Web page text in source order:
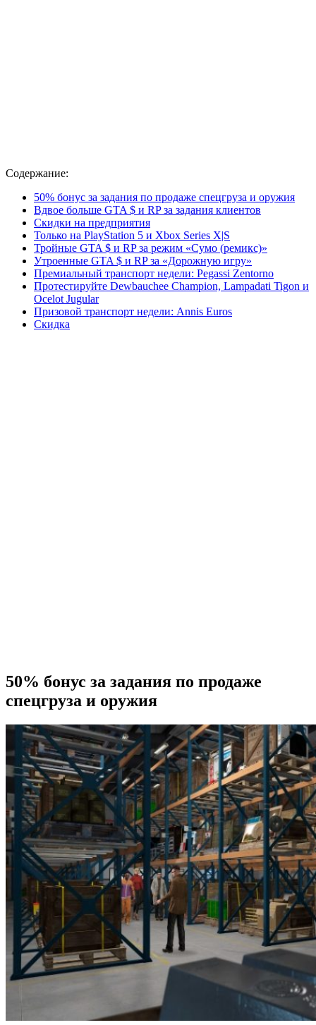
Содержание:
50% бонус за задания по продаже спецгруза и оружия
Вдвое больше GTA $ и RP за задания клиентов
Скидки на предприятия
Только на PlayStation 5 и Xbox Series X|S
Тройные GTA $ и RP за режим «Сумо (ремикс)»
Утроенные GTA $ и RP за «Дорожную игру»
Премиальный транспорт недели: Pegassi Zentorno
Протестируйте Dewbauchee Champion, Lampadati Tigon и
Ocelot Jugular
Призовой транспорт недели: Annis Euros
Скидка
50% бонус за задания по продаже
спецгруза и оружия